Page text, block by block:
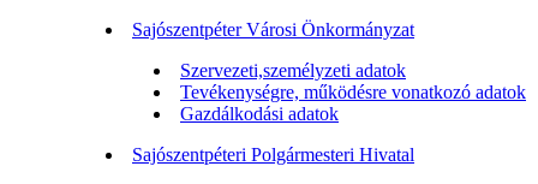
Sajószentpéter Városi Önkormányzat
Szervezeti,személyzeti adatok
Tevékenységre, működésre vonatkozó adatok
Gazdálkodási adatok
Sajószentpéteri Polgármesteri Hivatal